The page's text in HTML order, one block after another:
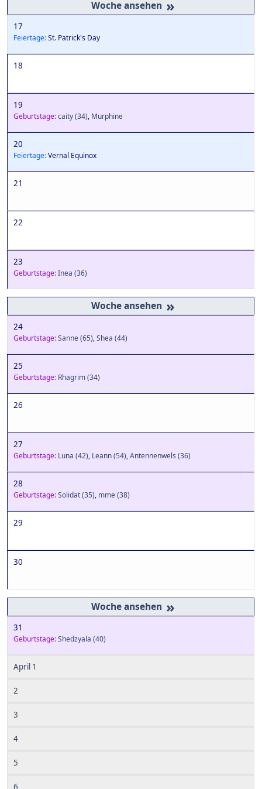
»
17
Feiertage:St. Patrick's Day
18
19
Geburtstage:caity(34), Murphine
20
Feiertage:Vernal Equinox
21
22
23
Geburtstage:Inea (36)
»
24
Geburtstage:Sanne(65),Shea (44)
25
Geburtstage: Rhagrim(34)
26
27
Geburtstage: Luna (42), Leann(54),Antennenwels (36)
28
Geburtstage:Solidat(35), mme(38)
29
30
»
31
Geburtstage:Shedzyala (40)
April 1
2
3
4
5
6